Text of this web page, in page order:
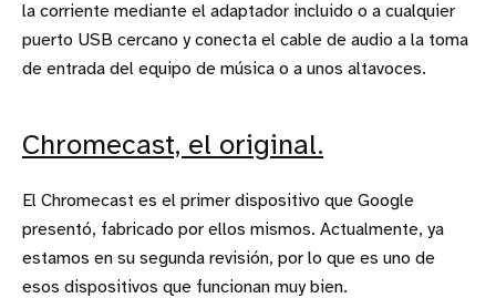
la corriente mediante el adaptador incluido o a cualquier
puerto USB cercano y conecta el cable de audio a la toma
de entrada del equipo de música o a unos altavoces.
Chromecast, el original.
El Chromecast es el primer dispositivo que Google
presentó, fabricado por ellos mismos. Actualmente, ya
estamos en su segunda revisión, por lo que es uno de
esos dispositivos que funcionan muy bien.